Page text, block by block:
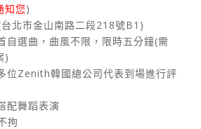
知您)
北市金山南路二段218號B1)
自選曲，曲風不限，限時五分鐘(需
)
位Zenith韓國總公司代表到場進行評
配舞蹈表演
拘